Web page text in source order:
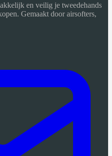
en veilig je tweedehands
Gemaakt door airsofters,